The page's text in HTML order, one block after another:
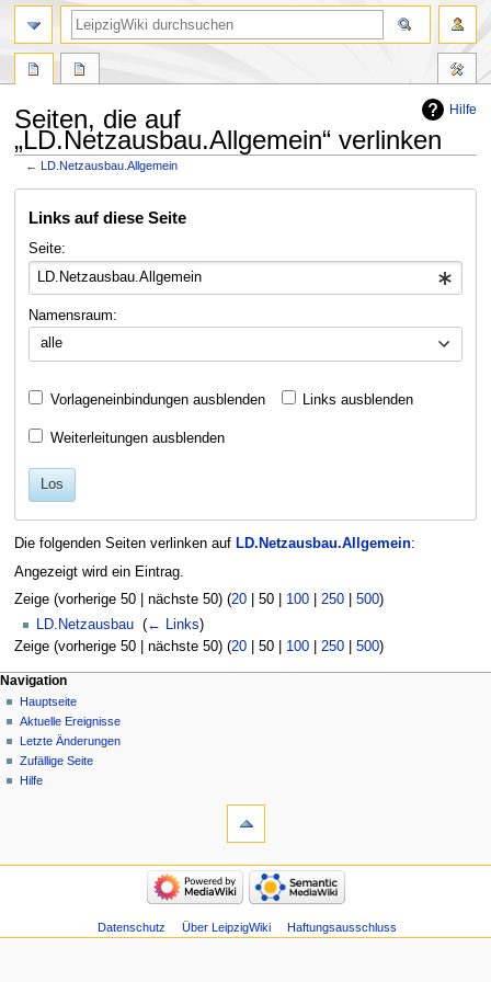
Hilfe
Seiten, die auf
„LD.Netzausbau.Allgemein“ verlinken
←LD.Netzausbau.Allgemein
Navigation
Suche
Links auf diese Seite
Seite:
Namensraum:
alle
Vorlageneinbindungen ausblenden Links ausblenden
Weiterleitungen ausblenden
Los
Die folgenden Seiten verlinken auf LD.Netzausbau.Allgemein:
Angezeigt wird ein Eintrag.
Zeige (vorherige 50| nächste 50) (20| 50| 100| 250| 500)
LD.Netzausbau (← Links)
Zeige (vorherige 50| nächste 50) (20| 50| 100| 250| 500)
Navigation
Hauptseite
Aktuelle Ereignisse
Letzte Änderungen
Zufällige Seite
Hilfe
Datenschutz Über LeipzigWiki Haftungsausschluss